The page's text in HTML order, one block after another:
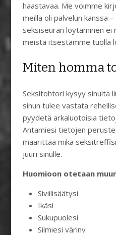
haastavaa. Me voimme
meillä oli palvelun kanssa
seksiseuran löytäminen
meistä itsestämme tuolla
Miten homma
Seksitohtori kysyy sinulta
sinun tulee vastata
pyydetä arkaluotoisia
Antamiesi tietojen
määrittää mikä
juuri sinulle.
Huomioon otetaan
Siviilisäätysi
Ikäsi
Sukupuolesi
Silmiesi värinv